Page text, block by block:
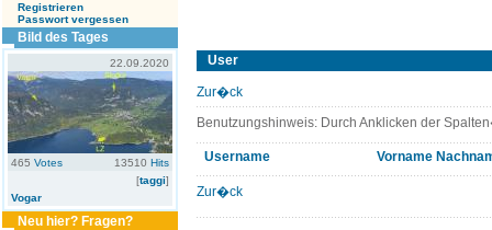
Registrieren
Passwort vergessen
Bild des Tages
22.09.2020
465 Votes 13510 Hits
[taggi]
Vogar
Neu hier? Fragen?
User
Zur�ck
Benutzungshinweis: Durch Anklicken der
Username Vorname
Zur�ck